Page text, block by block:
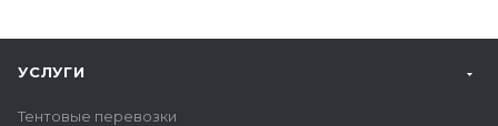
УСЛУГИ
Тентовые перевозки